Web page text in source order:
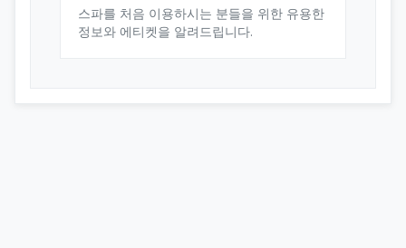
스파를 처음 이용하시는 분들을 위한 유용한
정보와 에티켓을 알려드립니다.